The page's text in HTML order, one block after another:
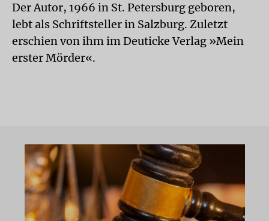
Der Autor, 1966 in St. Petersburg geboren,
lebt als Schriftsteller in Salzburg. Zuletzt
erschien von ihm im Deuticke Verlag »Mein
erster Mörder«.